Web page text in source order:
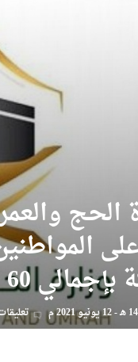
الحج
60 ألف حاج